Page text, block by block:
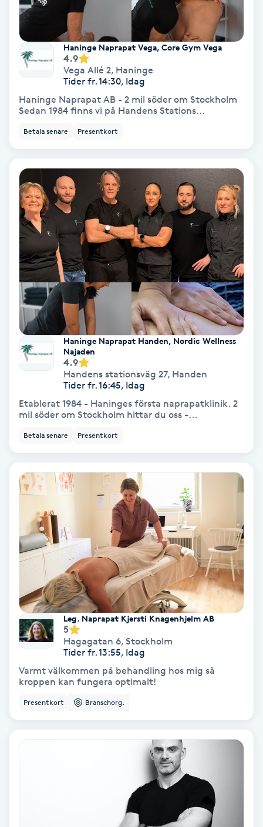
Extensions
Extensions borttagning
Eyeliner-tatuering
Faceliftmassage
Fet hårbotten
Fettreducering
Fibromassage
Fillers
Fotmassage
Fotsvamp
Fransar
Fransfärgning
Fransförlängning
Fransförlängning Megavolym
Fransförlängning Volym
Fransk manikyr
Fransrengöring
Frekvensterapi
Friskvårdsmassage
Haninge Naprapat Vega, Core Gym Vega
4.9
Vega Allé 2, Haninge
Tider fr. 14:30, Idag
Haninge Naprapat AB - 2 mil söder om Stockholm
Sedan 1984 finns vi på Handens Stations...
Betala senare Presentkort
Haninge Naprapat Handen, Nordic Wellness
Najaden
4.9
Handens stationsväg 27, Handen
Tider fr. 16:45, Idag
Etablerat 1984 - Haninges första naprapatklinik. 2
mil söder om Stockholm hittar du oss -...
Betala senare Presentkort
Leg. Naprapat Kjersti Knagenhjelm AB
5
Hagagatan 6, Stockholm
Tider fr. 13:55, Idag
Varmt välkommen på behandling hos mig så
kroppen kan fungera optimalt!
Presentkort Branschorg.